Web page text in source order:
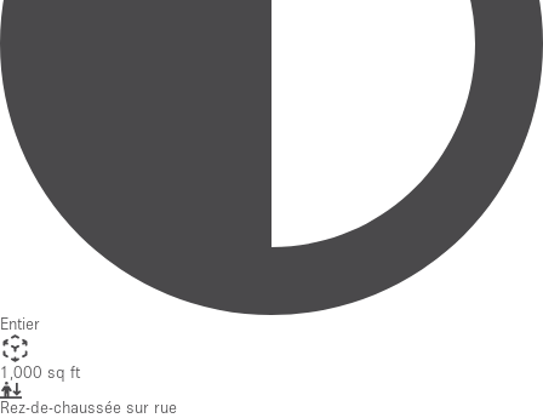
Entier
1,000 sq ft
Rez-de-chaussée sur rue